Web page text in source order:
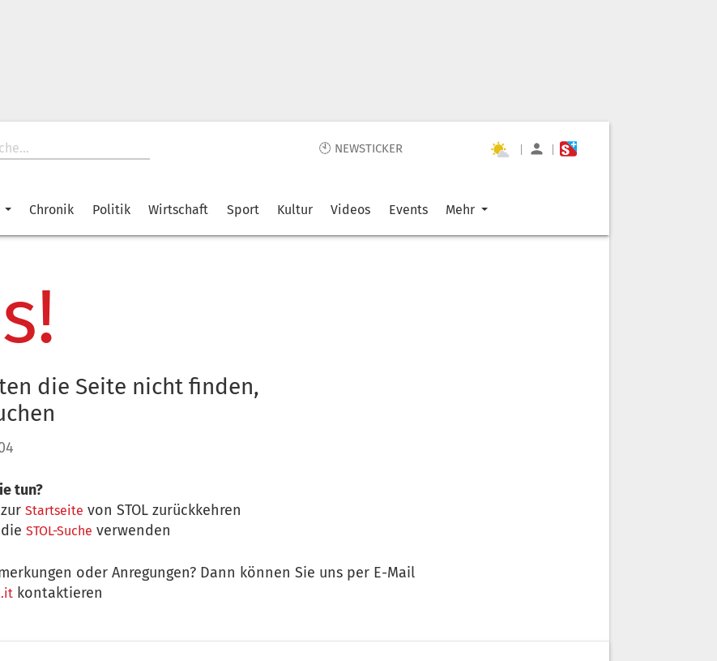
🕙 NEWSTICKER | |
Chronik Politik Wirtschaft Sport Kultur Videos Events Mehr
die Seite nicht finden,
tun?
zurStartseite von STOL zurückkehren
dieSTOL-Suche verwenden
oder Anregungen? Dann können Sie uns per E-Mail
kontaktieren